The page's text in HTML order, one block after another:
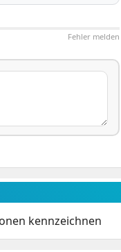
Fehler melden
kennzeichnen